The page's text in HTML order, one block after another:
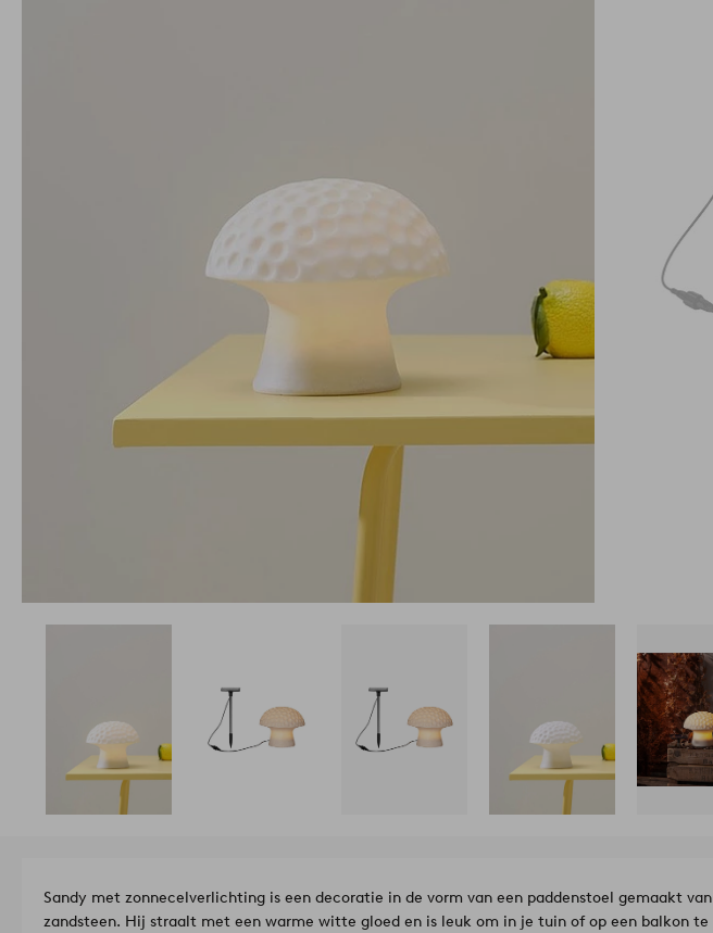
Sandy met zonnecelverlichting is een decoratie in de vorm van een paddenstoel gemaakt van
zandsteen. Hij straalt met een warme witte gloed en is leuk om in je tuin of op een balkon te